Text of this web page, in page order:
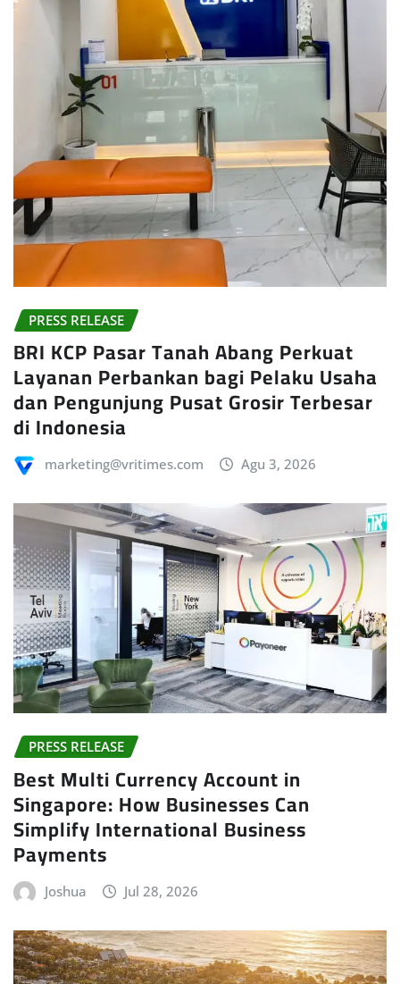
PRESS RELEASE
BRI KCP Pasar Tanah Abang Perkuat
Layanan Perbankan bagi Pelaku Usaha
dan Pengunjung Pusat Grosir Terbesar
di Indonesia
marketing@vritimes.com Agu 3, 2026
PRESS RELEASE
Best Multi Currency Account in
Singapore: How Businesses Can
Simplify International Business
Payments
Joshua Jul 28, 2026